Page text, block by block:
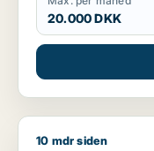
20.000 DKK
Jeg søger klinik til
10 mdr siden